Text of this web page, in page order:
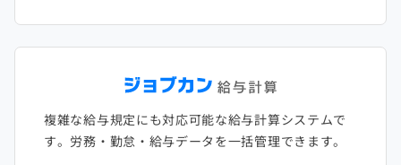
複雑な給与規定にも対応可能な給与計算システムで
す。労務・勤怠・給与データを一括管理できます。